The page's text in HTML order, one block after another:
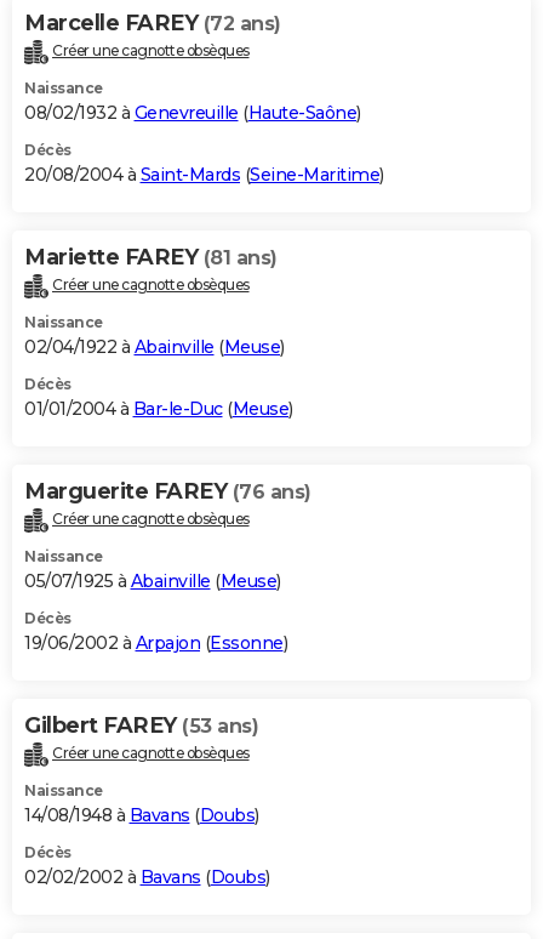
Marcelle FAREY (72 ans)
Créer une cagnotte obsèques
Naissance
08/02/1932 à Genevreuille (Haute-Saône)
Décès
20/08/2004 à Saint-Mards (Seine-Maritime)
Mariette FAREY (81 ans)
Créer une cagnotte obsèques
Naissance
02/04/1922 à Abainville (Meuse)
Décès
01/01/2004 à Bar-le-Duc(Meuse)
Marguerite FAREY (76 ans)
Créer une cagnotte obsèques
Naissance
05/07/1925 à Abainville (Meuse)
Décès
19/06/2002 à Arpajon (Essonne)
Gilbert FAREY (53 ans)
Créer une cagnotte obsèques
Naissance
14/08/1948 à Bavans (Doubs)
Décès
02/02/2002 à Bavans (Doubs)